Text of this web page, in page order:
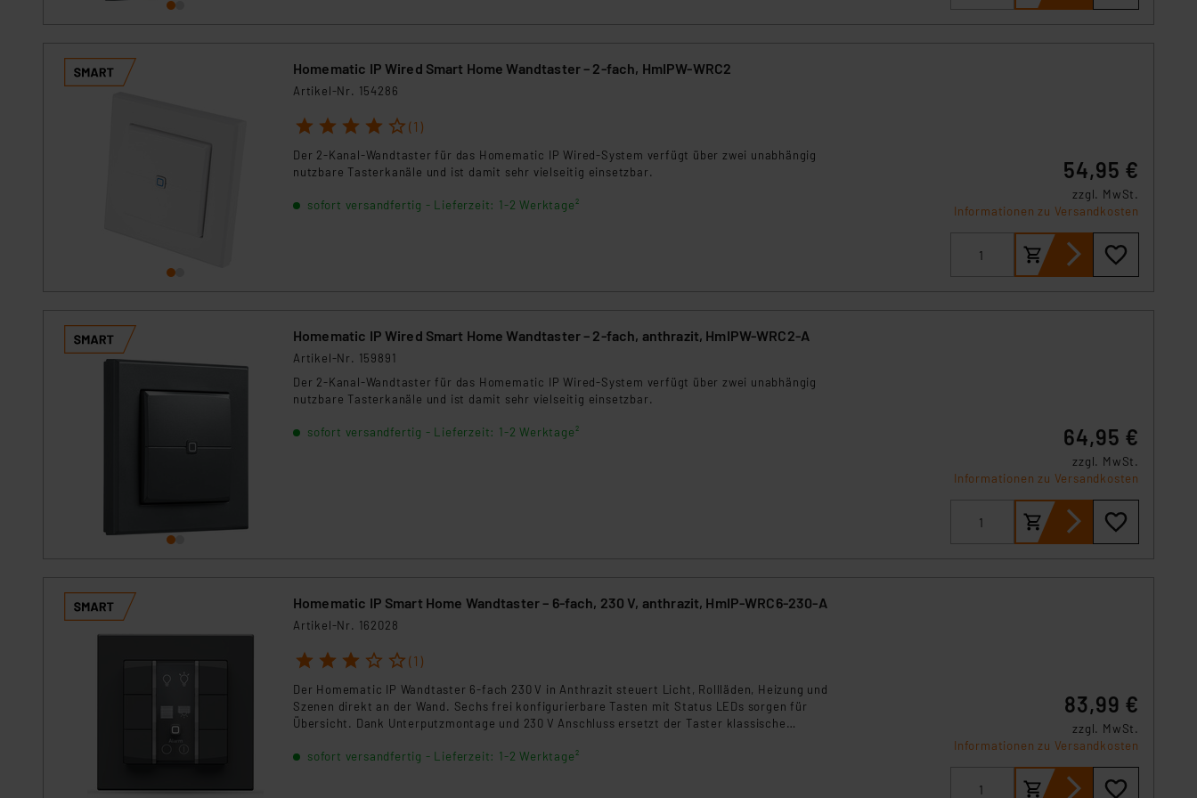
Unsere Kooperation mit diesen Dienstleistern stützt sich auf die Standarddatenschutzklauseln der Europäischen
Kommission sowie einer eigenen Beurteilung der mit der Datenübermittlung, insbesondere der Art der übermittelten
Impressum|Datenschutzerklärung
Homematic IP Wired Smart Home Wandtaster – 2-fach, HmIPW-WRC2
Artikel-Nr. 154286
1 2 3 4 5 (1)
Der 2-Kanal-Wandtaster für das Homematic IP Wired-System verfügt über zwei unabhängig
nutzbare Tasterkanäle und ist damit sehr vielseitig einsetzbar.
sofort versandfertig - Lieferzeit: 1-2 Werktage²
54,95 €
zzgl. MwSt.
Informationen zu Versandkosten
Homematic IP Wired Smart Home Wandtaster – 2-fach, anthrazit, HmIPW-WRC2-A
Artikel-Nr. 159891
Der 2-Kanal-Wandtaster für das Homematic IP Wired-System verfügt über zwei unabhängig
nutzbare Tasterkanäle und ist damit sehr vielseitig einsetzbar.
sofort versandfertig - Lieferzeit: 1-2 Werktage² 64,95 €
zzgl. MwSt.
Informationen zu Versandkosten
Homematic IP Smart Home Wandtaster – 6-fach, 230 V, anthrazit, HmIP-WRC6-230-A
Artikel-Nr. 162028
1 2 3 4 5 (1)
Der Homematic IP Wandtaster 6‑fach 230 V in Anthrazit steuert Licht, Rollläden, Heizung und
Szenen direkt an der Wand. Sechs frei konfigurierbare Tasten mit Status LEDs sorgen für
Übersicht. Dank Unterputzmontage und 230 V Anschluss ersetzt der Taster klassische
Modernisierung.
sofort versandfertig - Lieferzeit: 1-2 Werktage²
83,99 €
zzgl. MwSt.
Informationen zu Versandkosten